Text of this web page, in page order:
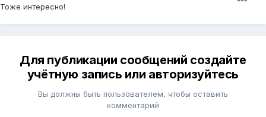
Тоже интересно!
Для публикации сообщений создайте
учётную запись или авторизуйтесь
Вы должны быть пользователем, чтобы оставить
комментарий